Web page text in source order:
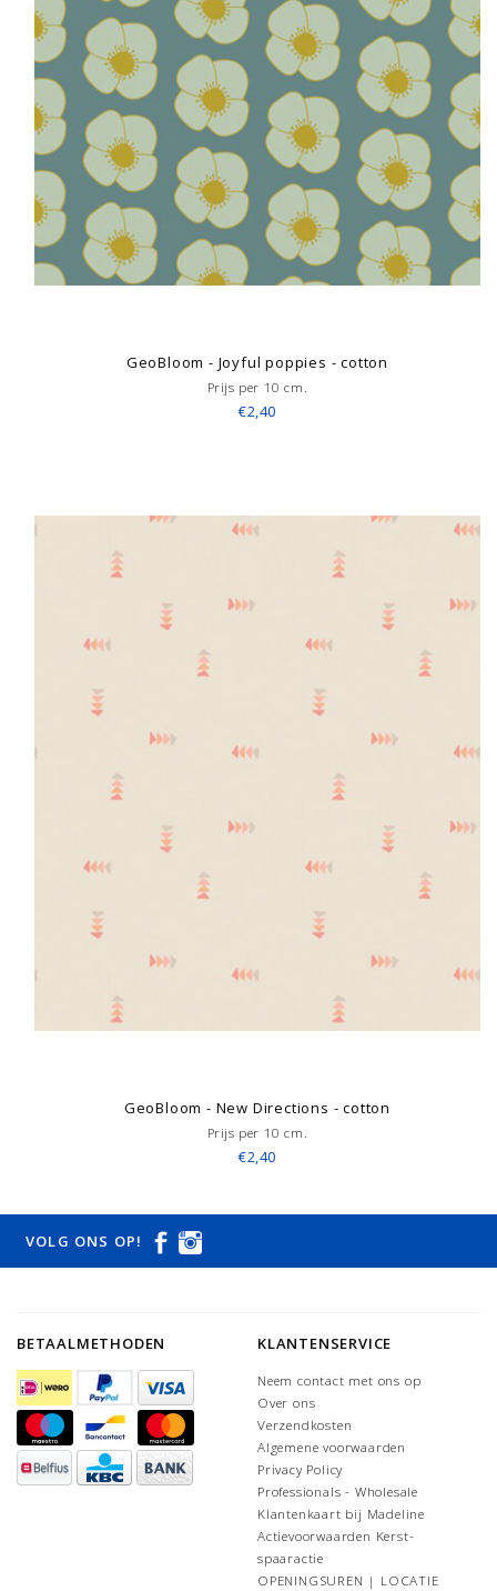
GeoBloom - Joyful poppies - cotton
Prijs per 10 cm.
€2,40
GeoBloom - New Directions - cotton
Prijs per 10 cm.
€2,40
VOLG ONS OP!
BETAALMETHODEN KLANTENSERVICE
Neem contact met ons op
Over ons
Verzendkosten
Algemene voorwaarden
Privacy Policy
Professionals - Wholesale
Klantenkaart bij Madeline
Actievoorwaarden Kerst-
spaaractie
OPENINGSUREN | LOCATIE